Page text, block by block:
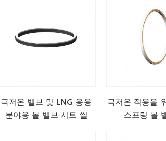
극저온 밸브 및 LNG 응용
분야용 볼 밸브 시트 씰
극저온 적용을
스프링 볼